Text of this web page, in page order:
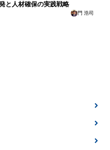
と人材確保の実践戦略
門 浩司